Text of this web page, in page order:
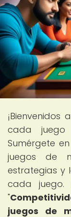
¡Bienvenidos
cada juego
Sumérgete
juegos de
estrategias y
cada juego.
"
juegos de